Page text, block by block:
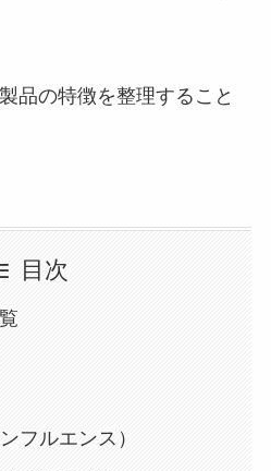
品の特徴を整理すること
目次
フルエンス）